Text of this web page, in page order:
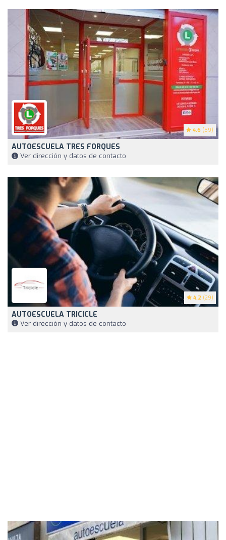
4.6 (59)
AUTOESCUELA TRES FORQUES
Ver dirección y datos de contacto
4.2 (29)
AUTOESCUELA TRICICLE
Ver dirección y datos de contacto